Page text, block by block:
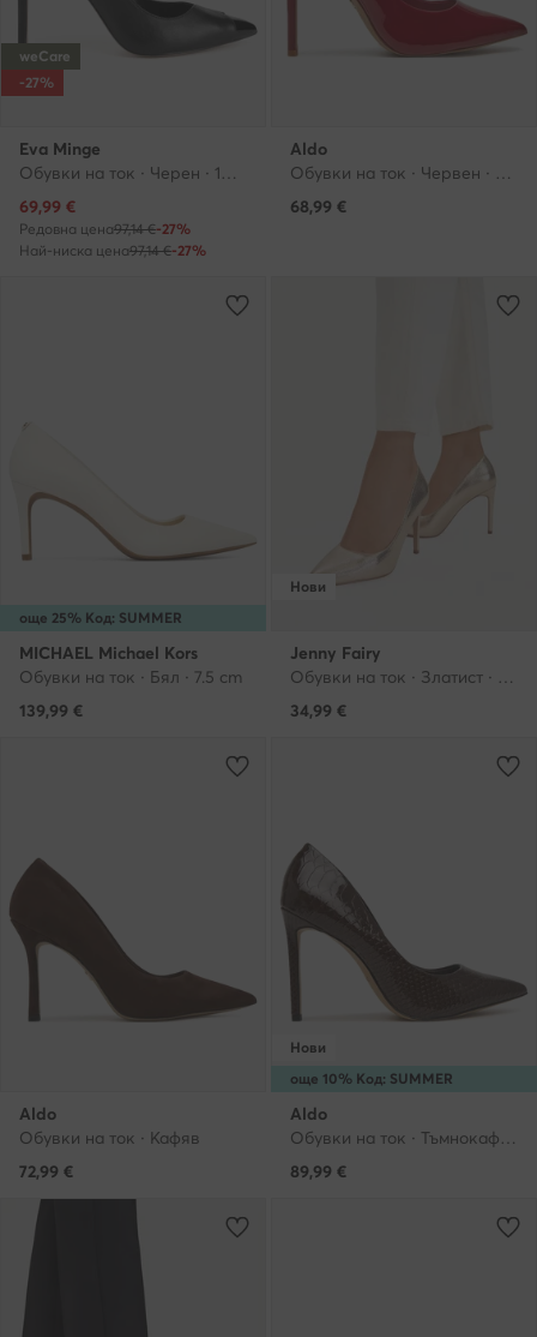
weCare
-27%
Eva Minge
Обувки на ток · Черен · 10.5 cm
Актуална цена
69,99 €
Редовна цена97,14 €-27%
Най-ниска цена97,14 €-27%
Aldo
Обувки на ток · Червен · 9.5 cm
68,99 €
още 25% Код: SUMMER
MICHAEL Michael Kors
Обувки на ток · Бял · 7.5 cm
139,99 €
Нови
Jenny Fairy
Обувки на ток · Златист · 10 cm
34,99 €
Aldo
Обувки на ток · Кафяв
72,99 €
още 10% Код: SUMMER
Нови
Aldo
89,99 €